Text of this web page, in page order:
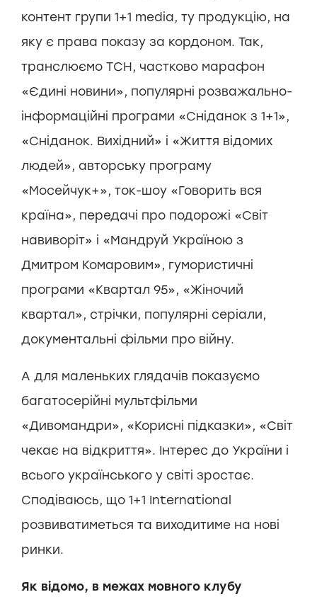
контент групи 1+1 media, ту продукцію, на
яку є права показу за кордоном. Так,
транслюємо ТСН, частково марафон
«Єдині новини», популярні розважально-
інформаційні програми «Сніданок з 1+1»,
«Сніданок. Вихідний» і «Життя відомих
людей», авторську програму
«Мосейчук+», ток-шоу «Говорить вся
країна», передачі про подорожі «Світ
навиворіт» і «Мандруй Україною з
Дмитром Комаровим», гумористичні
програми «Квартал 95», «Жіночий
квартал», стрічки, популярні серіали,
документальні фільми про війну.
А для маленьких глядачів показуємо
багатосерійні мультфільми
«Дивомандри», «Корисні підказки», «Світ
чекає на відкриття». Інтерес до України і
всього українського у світі зростає.
Сподіваюсь, що 1+1 International
розвиватиметься та виходитиме на нові
ринки.
Як відомо, в межах мовного клубу